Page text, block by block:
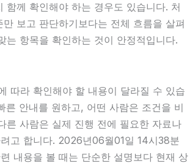
함께 확인해야 하는 경우도 있습니다. 처
보고 판단하기보다는 전체 흐름을 살펴
는 항목을 확인하는 것이 안정적입니다.
따라 확인해야 할 내용이 달라질 수 있습
른 안내를 원하고, 어떤 사람은 조건을 비
른 사람은 실제 진행 전에 필요한 자료나
고 합니다. 2026년06월01일 14시38분
내용을 볼 때는 단순한 설명보다 현재 상